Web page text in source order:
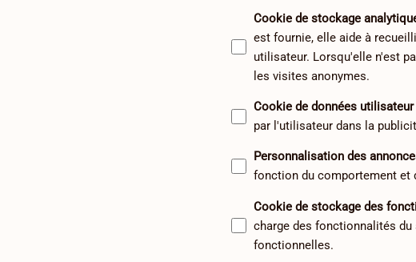
Cookie de stockage
est fournie, elle aide à
utilisateur. Lorsqu'elle n'est
les visites anonymes.
Cookie de données
par l'utilisateur dans la
Personnalisation des
fonction du comportement et
Cookie de stockage des
charge des fonctionnalités du
fonctionnelles.